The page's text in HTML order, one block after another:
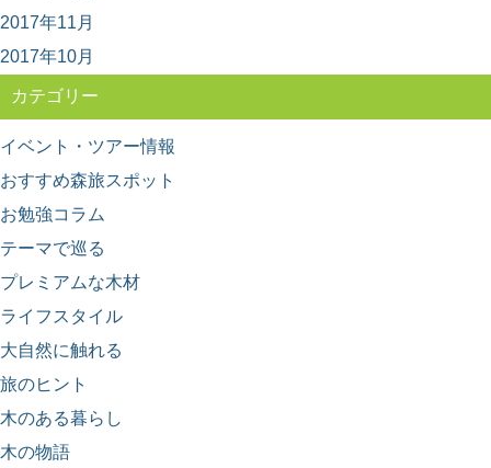
2017年11月
2017年10月
カテゴリー
イベント・ツアー情報
おすすめ森旅スポット
お勉強コラム
テーマで巡る
プレミアムな木材
ライフスタイル
大自然に触れる
旅のヒント
木のある暮らし
木の物語